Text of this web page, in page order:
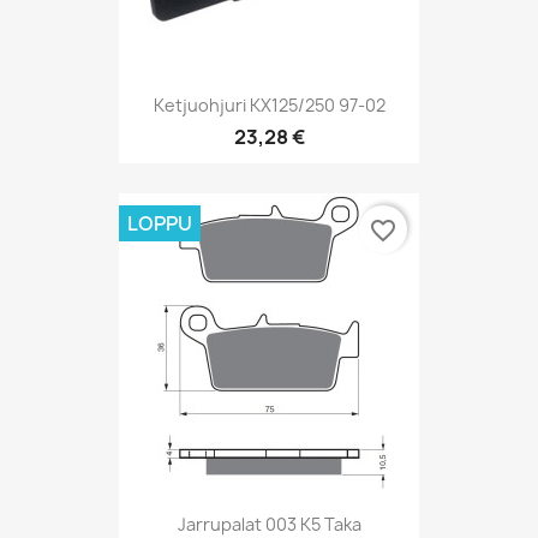
Ketjuohjuri KX125/250 97-02
23,28 €
Jarrupalat 003 K5 Taka
LOPPU favorite_border